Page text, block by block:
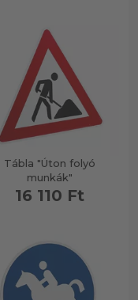
Tábla "Úton folyó
munkák"
16 110 Ft